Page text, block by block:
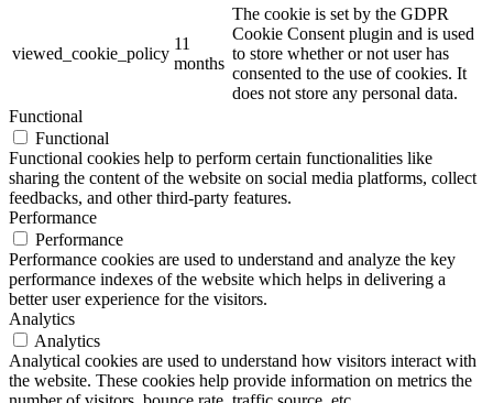
viewed_cookie_policy
11
months
The cookie is set by the GDPR
Cookie Consent plugin and is used
to store whether or not user has
consented to the use of cookies. It
does not store any personal data.
Functional
Functional
Functional cookies help to perform certain functionalities like
sharing the content of the website on social media platforms, collect
feedbacks, and other third-party features.
Performance
Performance
Performance cookies are used to understand and analyze the key
performance indexes of the website which helps in delivering a
better user experience for the visitors.
Analytics
Analytics
Analytical cookies are used to understand how visitors interact with
the website. These cookies help provide information on metrics the